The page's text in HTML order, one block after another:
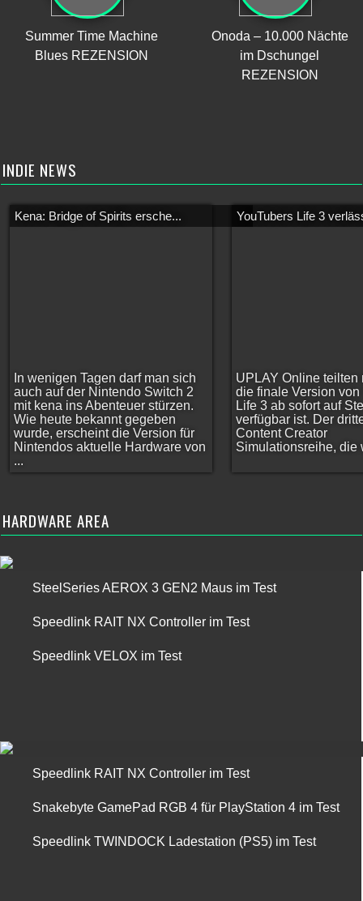
Summer Time Machine
Blues REZENSION
Onoda – 10.000 Nächte
im Dschungel
REZENSION
INDIE NEWS
Kena: Bridge of Spirits ersche...
In wenigen Tagen darf man sich
auch auf der Nintendo Switch 2
mit kena ins Abenteuer stürzen.
Wie heute bekannt gegeben
wurde, erscheint die Version für
Nintendos aktuelle Hardware von
...
YouTubers Life 3
UPLAY Online teilten
die finale Version von
Life 3 ab sofort auf
verfügbar ist. Der
Content Creator
Simulationsreihe, die
HARDWARE AREA
SteelSeries AEROX 3 GEN2 Maus im Test
Speedlink RAIT NX Controller im Test
Speedlink VELOX im Test
Speedlink RAIT NX Controller im Test
Snakebyte GamePad RGB 4 für PlayStation 4 im Test
Speedlink TWINDOCK Ladestation (PS5) im Test